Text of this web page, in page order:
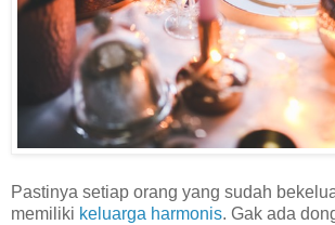
Pastinya setiap orang yang sudah
memiliki keluarga harmonis. Gak ada